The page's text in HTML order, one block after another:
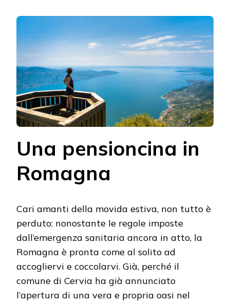
Una pensioncina in
Romagna
Cari amanti della movida estiva, non tutto è
perduto: nonostante le regole imposte
dall’emergenza sanitaria ancora in atto, la
Romagna è pronta come al solito ad
accogliervi e coccolarvi. Già, perché il
comune di Cervia ha già annunciato
l’apertura di una vera e propria oasi nel